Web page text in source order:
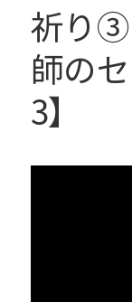
祈り③
師の
3】